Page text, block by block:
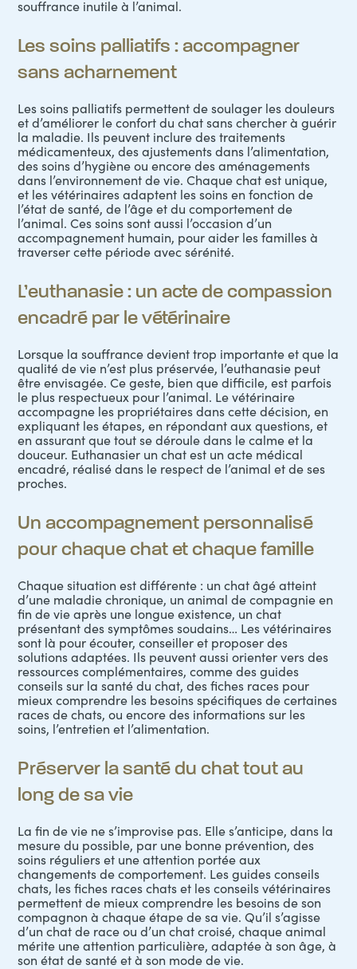
souffrance inutile à l’animal.
Les soins palliatifs : accompagner
sans acharnement
Les soins palliatifs permettent de soulager les douleurs
et d’améliorer le confort du chat sans chercher à guérir
la maladie. Ils peuvent inclure des traitements
médicamenteux, des ajustements dans l’alimentation,
des soins d’hygiène ou encore des aménagements
dans l’environnement de vie. Chaque chat est unique,
et les vétérinaires adaptent les soins en fonction de
l’état de santé, de l’âge et du comportement de
l’animal. Ces soins sont aussi l’occasion d’un
accompagnement humain, pour aider les familles à
traverser cette période avec sérénité.
L’euthanasie : un acte de compassion
encadré par le vétérinaire
Lorsque la souffrance devient trop importante et que la
qualité de vie n’est plus préservée, l’euthanasie peut
être envisagée. Ce geste, bien que difficile, est parfois
le plus respectueux pour l’animal. Le vétérinaire
accompagne les propriétaires dans cette décision, en
expliquant les étapes, en répondant aux questions, et
en assurant que tout se déroule dans le calme et la
douceur. Euthanasier un chat est un acte médical
encadré, réalisé dans le respect de l’animal et de ses
proches.
Un accompagnement personnalisé
pour chaque chat et chaque famille
Chaque situation est différente : un chat âgé atteint
d’une maladie chronique, un animal de compagnie en
fin de vie après une longue existence, un chat
présentant des symptômes soudains… Les vétérinaires
sont là pour écouter, conseiller et proposer des
solutions adaptées. Ils peuvent aussi orienter vers des
ressources complémentaires, comme des guides
conseils sur la santé du chat, des fiches races pour
mieux comprendre les besoins spécifiques de certaines
races de chats, ou encore des informations sur les
soins, l’entretien et l’alimentation.
Préserver la santé du chat tout au
long de sa vie
La fin de vie ne s’improvise pas. Elle s’anticipe, dans la
mesure du possible, par une bonne prévention, des
soins réguliers et une attention portée aux
changements de comportement. Les guides conseils
chats, les fiches races chats et les conseils vétérinaires
permettent de mieux comprendre les besoins de son
compagnon à chaque étape de sa vie. Qu’il s’agisse
d’un chat de race ou d’un chat croisé, chaque animal
mérite une attention particulière, adaptée à son âge, à
son état de santé et à son mode de vie.